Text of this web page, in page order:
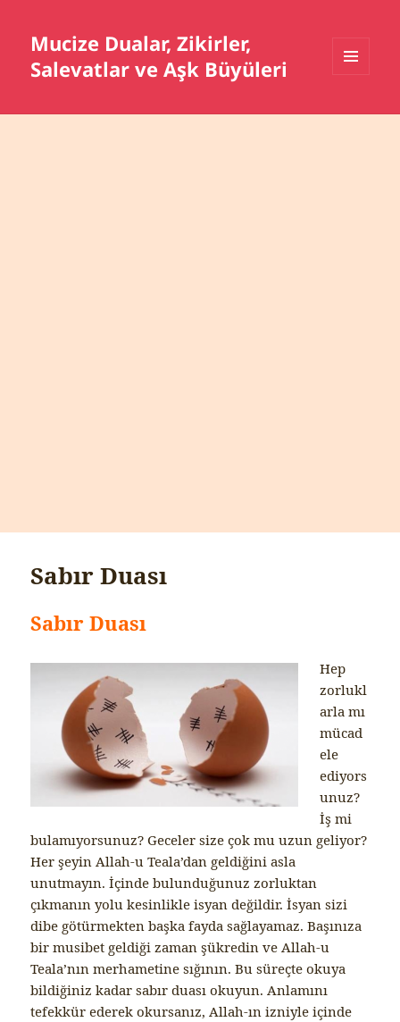
Mucize Dualar, Zikirler,
Salevatlar ve Aşk Büyüleri
BILEŞENLER
Sabır Duası
Sabır Duası
Hep
zorlukl
arla mı
mücad
ele
ediyors
unuz?
İş mi
bulamıyorsunuz? Geceler size çok mu uzun geliyor?
Her şeyin Allah-u Teala’dan geldiğini asla
unutmayın. İçinde bulunduğunuz zorluktan
çıkmanın yolu kesinlikle isyan değildir. İsyan sizi
dibe götürmekten başka fayda sağlayamaz. Başınıza
bir musibet geldiği zaman şükredin ve Allah-u
Teala’nın merhametine sığının. Bu süreçte okuya
bildiğiniz kadar sabır duası okuyun. Anlamını
tefekkür ederek okursanız, Allah-ın izniyle içinde